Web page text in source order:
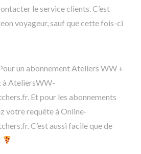
le service clients. C’est
voyageur, sauf que cette fois-ci
un abonnement Ateliers WW +
à AteliersWW-
Et pour les abonnements
votre requête à Online-
C’est aussi facile que de